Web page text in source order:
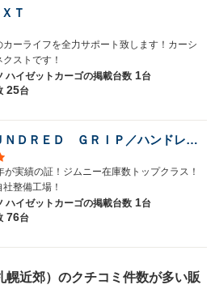
Ｔ
カーライフを全力サポート致します！カーシ
クストです！
ハイゼットカーゴの掲載台数 1台
25台
（株）ハンドレッド ＨＵＮＤＲＥＤ ＧＲＩＰ／ハンドレッドグリップ
が実績の証！ジムニー在庫数トップクラス！
整備工場！
ハイゼットカーゴの掲載台数 1台
76台
幌近郊）のクチコミ件数が多い販